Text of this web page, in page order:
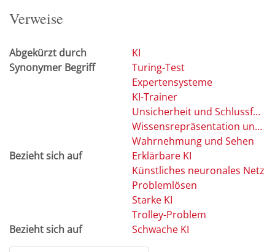
Verweise
Abgekürzt durch
KI
Synonymer Begriff
Turing-Test
Expertensysteme
KI-Trainer
Unsicherheit und Schlussfolgern
Wissensrepräsentation und Schlussfolgern
Wahrnehmung und Sehen
Bezieht sich auf
Erklärbare KI
Künstliches neuronales Netz
Problemlösen
Starke KI
Trolley-Problem
Bezieht sich auf
Schwache KI